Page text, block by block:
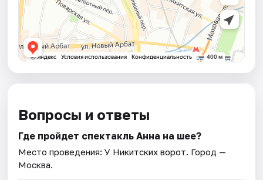
Вопросы и ответы
Где пройдет спектакль Анна на шее?
Место проведения:У Никитских ворот. Город —
Москва.